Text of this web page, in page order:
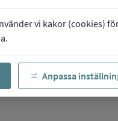
vi kakor (cookies)
Anpassa